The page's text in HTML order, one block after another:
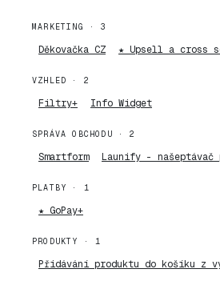
MARKETING · 3
Děkovačka CZ ★ Upsell a cross
VZHLED · 2
Filtry+ Info Widget
SPRÁVA OBCHODU · 2
Smartform Launify - našeptávač
PLATBY · 1
★ GoPay+
PRODUKTY · 1
Přidávání produktu do košíku z